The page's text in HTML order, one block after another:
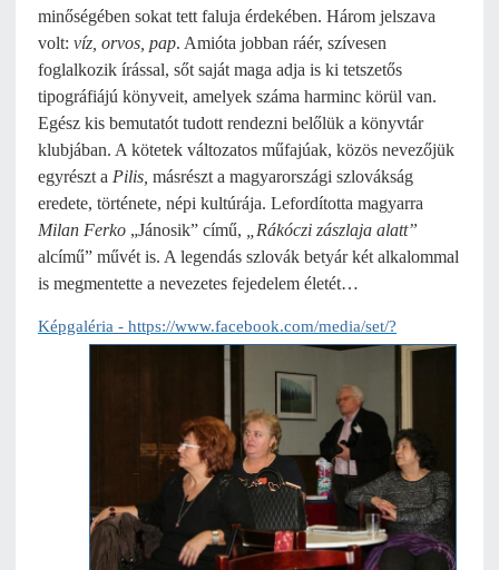
minőségében sokat tett faluja érdekében. Három jelszava
volt: víz, orvos, pap. Amióta jobban ráér, szívesen
foglalkozik írással, sőt saját maga adja is ki tetszetős
tipográfiájú könyveit, amelyek száma harminc körül van.
Egész kis bemutatót tudott rendezni belőlük a könyvtár
klubjában. A kötetek változatos műfajúak, közös nevezőjük
egyrészt a Pilis, másrészt a magyarországi szlovákság
eredete, története, népi kultúrája. Lefordította magyarra
Milan Ferko „Jánosik” című,
„Rákóczi zászlaja alatt”
alcímű” művét is. A legendás szlovák betyár két alkalommal
is megmentette a nevezetes fejedelem életét…
Képgaléria - https://www.facebook.com/media/set/?